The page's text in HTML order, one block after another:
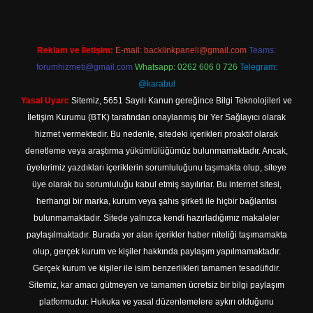
Reklam ve İletişim: E-mail: backlinkpaneli@gmail.com Teams:
forumhizmeti@gmail.com Whatsapp: 0262 606 0 726 Telegram:
@karabul
Yasal Uyarı: Sitemiz, 5651 Sayılı Kanun gereğince Bilgi Teknolojileri ve
İletişim Kurumu (BTK) tarafından onaylanmış bir Yer Sağlayıcı olarak
hizmet vermektedir. Bu nedenle, sitedeki içerikleri proaktif olarak
denetleme veya araştırma yükümlülüğümüz bulunmamaktadır. Ancak,
üyelerimiz yazdıkları içeriklerin sorumluluğunu taşımakta olup, siteye
üye olarak bu sorumluluğu kabul etmiş sayılırlar. Bu internet sitesi,
herhangi bir marka, kurum veya şahıs şirketi ile hiçbir bağlantısı
bulunmamaktadır. Sitede yalnızca kendi hazırladığımız makaleler
paylaşılmaktadır. Burada yer alan içerikler haber niteliği taşımamakta
olup, gerçek kurum ve kişiler hakkında paylaşım yapılmamaktadır.
Gerçek kurum ve kişiler ile isim benzerlikleri tamamen tesadüfidir.
Sitemiz, kar amacı gütmeyen ve tamamen ücretsiz bir bilgi paylaşım
platformudur. Hukuka ve yasal düzenlemelere aykırı olduğunu